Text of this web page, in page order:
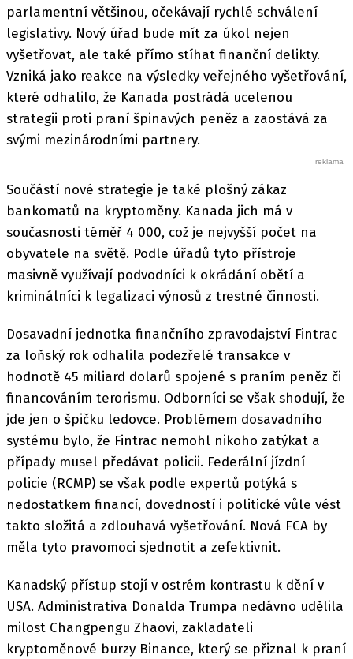
parlamentní většinou, očekávají rychlé schválení
legislativy. Nový úřad bude mít za úkol nejen
vyšetřovat, ale také přímo stíhat finanční delikty.
Vzniká jako reakce na výsledky veřejného vyšetřování,
které odhalilo, že Kanada postrádá ucelenou
strategii proti praní špinavých peněz a zaostává za
svými mezinárodními partnery.
Součástí nové strategie je také plošný zákaz
bankomatů na kryptoměny. Kanada jich má v
současnosti téměř 4 000, což je nejvyšší počet na
obyvatele na světě. Podle úřadů tyto přístroje
masivně využívají podvodníci k okrádání obětí a
kriminálníci k legalizaci výnosů z trestné činnosti.
Dosavadní jednotka finančního zpravodajství Fintrac
za loňský rok odhalila podezřelé transakce v
hodnotě 45 miliard dolarů spojené s praním peněz či
financováním terorismu. Odborníci se však shodují, že
jde jen o špičku ledovce. Problémem dosavadního
systému bylo, že Fintrac nemohl nikoho zatýkat a
případy musel předávat policii. Federální jízdní
policie (RCMP) se však podle expertů potýká s
nedostatkem financí, dovedností i politické vůle vést
takto složitá a zdlouhavá vyšetřování. Nová FCA by
měla tyto pravomoci sjednotit a zefektivnit.
Kanadský přístup stojí v ostrém kontrastu k dění v
USA. Administrativa Donalda Trumpa nedávno udělila
milost Changpengu Zhaovi, zakladateli
kryptoměnové burzy Binance, který se přiznal k praní